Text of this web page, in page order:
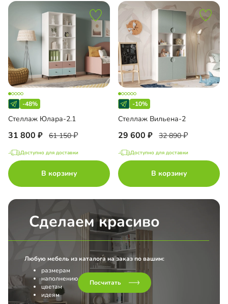
-48%
Стеллаж Юлара-2.1
31 800 61 150
Доступно для доставки
В корзину
-10%
Стеллаж Вильена-2
29 600 32 890
Доступно для доставки
В корзину
Сделаем красиво
Любую мебель из каталога на заказ по вашим:
размерам
наполнению
цветам
идеям
Посчитать